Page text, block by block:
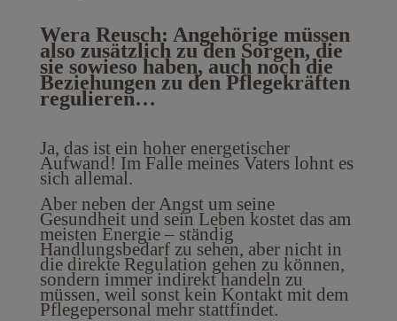
Wera Reusch: Angehörige müssen
also zusätzlich zu den Sorgen, die
sie sowieso haben, auch noch die
Beziehungen zu den Pflegekräften
regulieren…
Ja, das ist ein hoher energetischer
Aufwand! Im Falle meines Vaters lohnt es
sich allemal.
Aber neben der Angst um seine
Gesundheit und sein Leben kostet das am
meisten Energie – ständig
Handlungsbedarf zu sehen, aber nicht in
die direkte Regulation gehen zu können,
sondern immer indirekt handeln zu
müssen, weil sonst kein Kontakt mit dem
Pflegepersonal mehr stattfindet.